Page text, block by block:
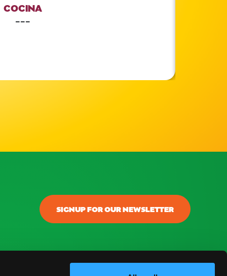
COCINA
---
SIGNUP FOR OUR NEWSLETTER